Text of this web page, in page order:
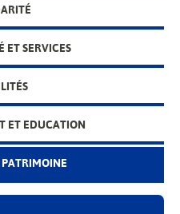
ET SERVICES
ET EDUCATION